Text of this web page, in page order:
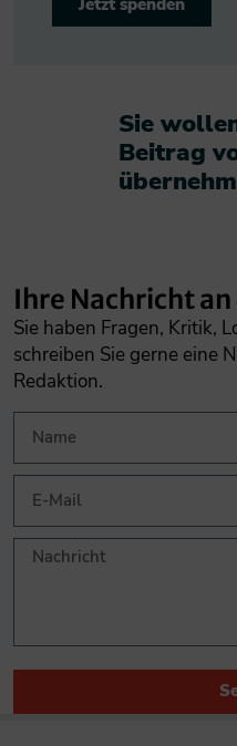
Jetzt spenden
Sie
Beitrag
Ihre Nachricht
Sie haben Fragen, Kritik,
schreiben Sie gerne eine
Redaktion.